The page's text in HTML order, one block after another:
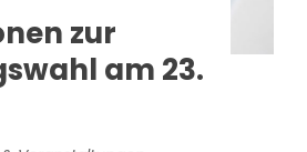
zur
am 23.